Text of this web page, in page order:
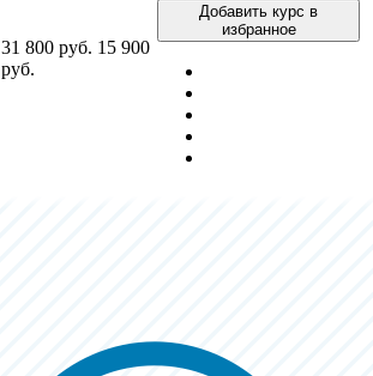
31 800 руб. 15 900
руб.
Добавить курс в
избранное